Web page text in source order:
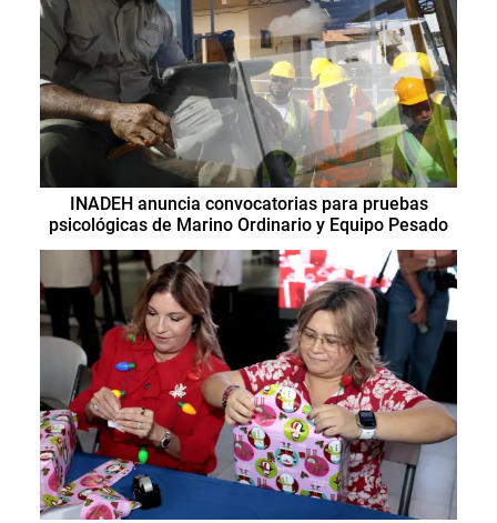
INADEH anuncia convocatorias para pruebas
psicológicas de Marino Ordinario y Equipo Pesado